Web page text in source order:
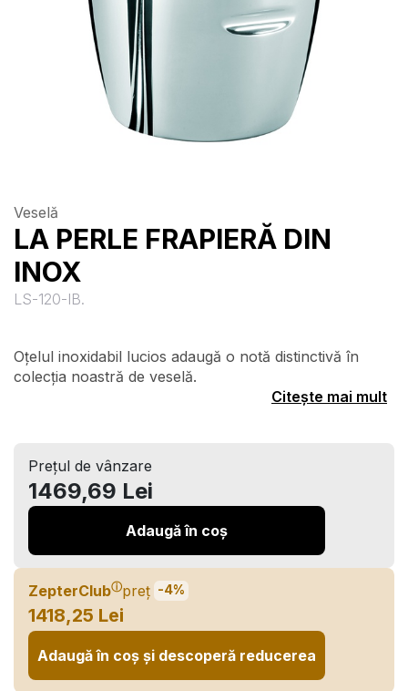
Veselă
LA PERLE FRAPIERĂ DIN
INOX
LS-120-IB.
Oțelul inoxidabil lucios adaugă o notă distinctivă în
colecția noastră de veselă.
Citește mai mult
Prețul de vânzare
1469,69 Lei
Adaugă în coș
ZepterClubⓘpreț -4%
1418,25 Lei
Adaugă în coș și descoperă reducerea